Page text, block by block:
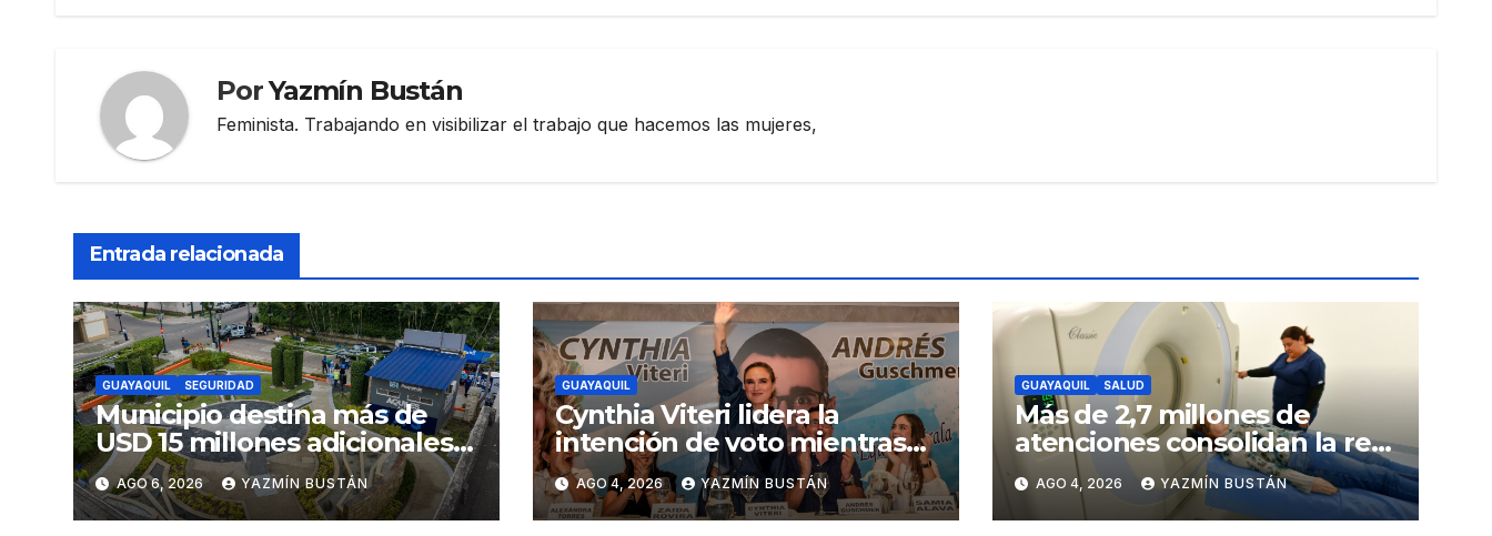
PorYazmín Bustán
Feminista. Trabajando en visibilizar el trabajo que hacemos las mujeres,
Entrada relacionada
GUAYAQUIL SEGURIDAD
Municipio destina más de
USD 15 millones adicionales a
SEGURA EP para fortalecer la
seguridad ciudadana
AGO 6, 2026 YAZMÍN BUSTÁN
GUAYAQUIL
Cynthia Viteri lidera la
intención de voto mientras
Andrés Guschmer muestra
un destacado crecimiento,
según AtlasIntel
AGO 4, 2026 YAZMÍN BUSTÁN
GUAYAQUIL SALUD
Más de 2,7 millones de
atenciones consolidan la red
municipal de salud
AGO 4, 2026 YAZMÍN BUSTÁN